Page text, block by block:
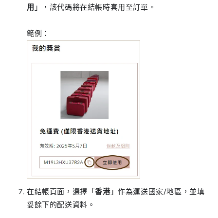
用 」，該代碼將在結帳時套用至訂單。
範例：
在結帳頁面，選擇「香港」作為運送國家/地區，並填
妥餘下的配送資料。